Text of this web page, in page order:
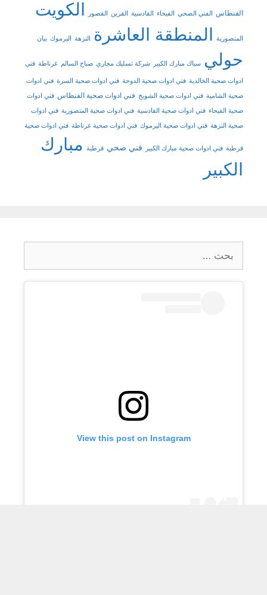
الفنطاس الفني الصحي الفيحاء القادسية القرين القصور الكويت
المنصورية المنطقة العاشرة النزهة اليرموك بيان
حولي سباك مبارك الكبير شركة تسليك مجاري صباح السالم غرناطة فني
ادوات صحية الخالدية فني ادوات صحية الدوحة فني ادوات صحية السرة فني ادوات
صحية الشامية فني ادوات صحية الشويخ فني ادوات صحية الفنطاس فني ادوات
صحية الفيحاء فني ادوات صحية القادسية فني ادوات صحية المنصورية فني ادوات
صحية النزهة فني ادوات صحية اليرموك فني ادوات صحية غرناطة فني ادوات صحية
قرطبة فني ادوات صحية مبارك الكبير فني صحي قرطبة مبارك
الكبير
عن:
View this post on Instagram